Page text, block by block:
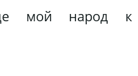
мой народ к